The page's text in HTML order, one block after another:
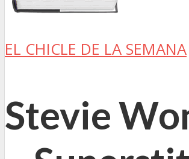
EL CHICLE DE LA SEMANA
Stevie